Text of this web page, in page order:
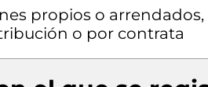
propios o
o por contrata